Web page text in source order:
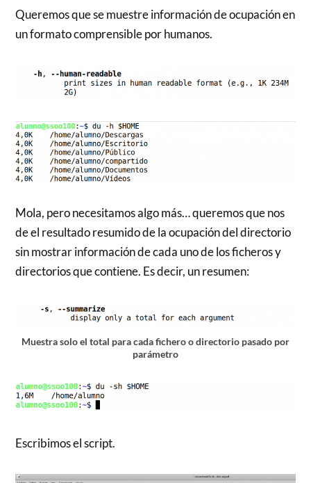
Queremos que se muestre información de ocupación en
un formato comprensible por humanos.
Mola, pero necesitamos algo más… queremos que nos
de el resultado resumido de la ocupación del directorio
sin mostrar información de cada uno de los ficheros y
directorios que contiene. Es decir, un resumen:
Muestra solo el total para cada fichero o directorio pasado por
parámetro
Escribimos el script.